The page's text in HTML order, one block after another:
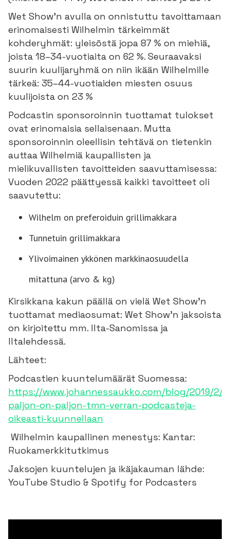
Wet Show’n avulla on onnistuttu tavoittamaan
erinomaisesti Wilhelmin tärkeimmät
kohderyhmät: yleisöstä jopa 87 % on miehiä,
joista 18–34-vuotiaita on 62 %. Seuraavaksi
suurin kuulijaryhmä on niin ikään Wilhelmille
tärkeä: 35–44-vuotiaiden miesten osuus
kuulijoista on 23 %
Podcastin sponsoroinnin tuottamat tulokset
ovat erinomaisia sellaisenaan. Mutta
sponsoroinnin oleellisin tehtävä on tietenkin
auttaa Wilhelmiä kaupallisten ja
mielikuvallisten tavoitteiden saavuttamisessa:
Vuoden 2022 päättyessä kaikki tavoitteet oli
saavutettu:
Wilhelm on preferoiduin grillimakkara
Tunnetuin grillimakkara
Ylivoimainen ykkönen markkinaosuudella
mitattuna (arvo & kg)
Kirsikkana kakun päällä on vielä Wet Show’n
tuottamat mediaosumat: Wet Show’n jaksoista
on kirjoitettu mm. Ilta-Sanomissa ja
Iltalehdessä.
Lähteet:
Podcastien kuuntelumäärät Suomessa:
https://www.johannessaukko.com/blog/2019/2/
paljon-on-paljon-tmn-verran-podcasteja-
oikeasti-kuunnellaan
Wilhelmin kaupallinen menestys: Kantar:
Ruokamerkkitutkimus
Jaksojen kuuntelujen ja ikäjakauman lähde:
YouTube Studio & Spotify for Podcasters